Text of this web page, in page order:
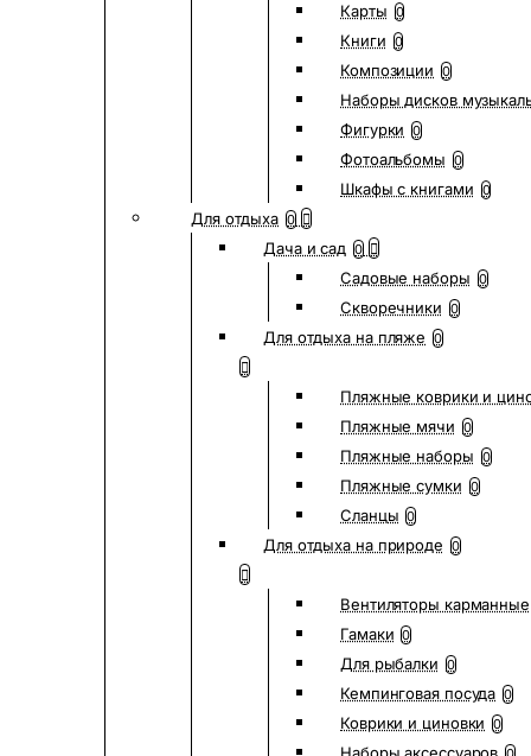
Карты 0
Книги 0
Композиции 0
Наборы дисков
Фигурки 0
Фотоальбомы 0
Шкафы с книгами 0
Для отдыха 0
Дача и сад 0
Садовые наборы 0
Скворечники 0
Для отдыха на пляже 0
Пляжные коврики и
Пляжные мячи 0
Пляжные наборы 0
Пляжные сумки 0
Сланцы 0
Для отдыха на природе 0
Вентиляторы карманные
Гамаки 0
Для рыбалки 0
Кемпинговая посуда 0
Коврики и циновки 0